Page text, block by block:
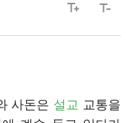
사돈은 설교 교통을